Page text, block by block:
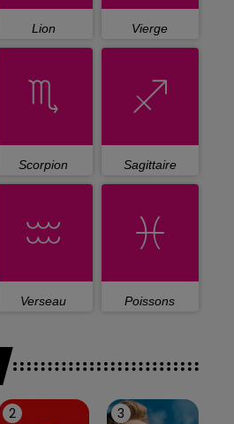
Lion Vierge
Scorpion Sagittaire
Verseau Poissons
2 3